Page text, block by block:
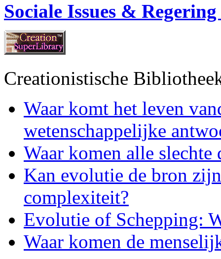
Sociale Issues &
Creationistische
Waar komt het leven
wetenschappelijke
Waar komen alle slechte
Kan evolutie de bron
complexiteit?
Evolutie of Schepping:
Waar komen de